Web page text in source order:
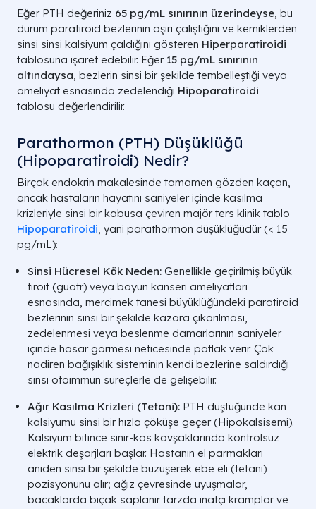
SİSTEM
AKSİYON
Kemik Ağları
Osteoklast aktivasyonu ile kemik
matrisindeki depoların çözülmesi
Böbrek Nefronları İdrardaki kalsiyumun geri
fosfor iyonlarının dışarı fırlatılması
Eğer PTH değeriniz 65 pg/mL sınırının üzerindeyse, bu
durum paratiroid bezlerinin aşırı çalıştığını ve kemiklerden
sinsi sinsi kalsiyum çaldığını gösteren Hiperparatiroidi
tablosuna işaret edebilir. Eğer 15 pg/mL sınırının
altındaysa, bezlerin sinsi bir şekilde tembelleştiği veya
ameliyat esnasında zedelendiği Hipoparatiroidi
tablosu değerlendirilir.
Parathormon (PTH) Düşüklüğü
(Hipoparatiroidi) Nedir?
Birçok endokrin makalesinde tamamen gözden kaçan,
ancak hastaların hayatını saniyeler içinde kasılma
krizleriyle sinsi bir kabusa çeviren majör ters klinik tablo
Hipoparatiroidi, yani parathormon düşüklüğüdür (< 15
pg/mL):
Sinsi Hücresel Kök Neden: Genellikle geçirilmiş büyük
tiroit (guatr) veya boyun kanseri ameliyatları
esnasında, mercimek tanesi büyüklüğündeki paratiroid
bezlerinin sinsi bir şekilde kazara çıkarılması,
zedelenmesi veya beslenme damarlarının saniyeler
içinde hasar görmesi neticesinde patlak verir. Çok
nadiren bağışıklık sisteminin kendi bezlerine saldırdığı
sinsi otoimmün süreçlerle de gelişebilir.
Ağır Kasılma Krizleri (Tetani): PTH düştüğünde kan
kalsiyumu sinsi bir hızla çöküşe geçer (Hipokalsisemi).
Kalsiyum bitince sinir-kas kavşaklarında kontrolsüz
elektrik deşarjları başlar. Hastanın el parmakları
aniden sinsi bir şekilde büzüşerek ebe eli (tetani)
pozisyonunu alır; ağız çevresinde uyuşmalar,
bacaklarda bıçak saplanır tarzda inatçı kramplar ve